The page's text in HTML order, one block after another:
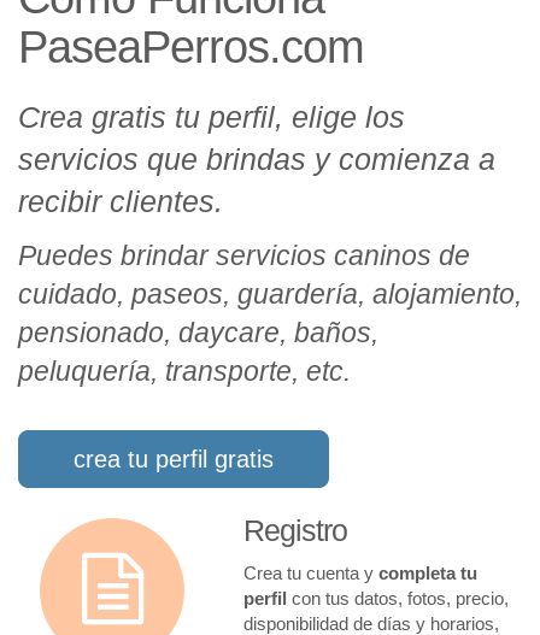
PaseaPerros.com
Crea gratis tu perfil, elige los
servicios que brindas y comienza a
recibir clientes.
Puedes brindar servicios caninos de
cuidado, paseos, guardería, alojamiento,
pensionado, daycare, baños,
peluquería, transporte, etc.
crea tu perfil gratis
Registro
Crea tu cuenta y completa tu
perfil con tus datos, fotos, precio,
disponibilidad de días y horarios,